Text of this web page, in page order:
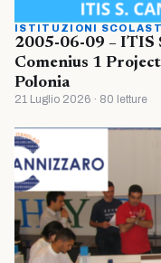
ISTITUZIONI
2005-06-09 – ITIS
Comenius 1
Polonia
21 Luglio 2026 · 80 letture